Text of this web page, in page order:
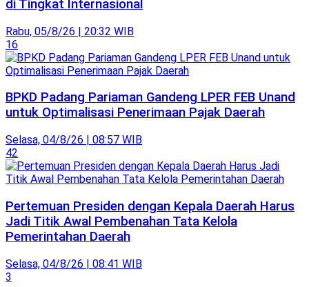
di Tingkat Internasional
Rabu, 05/8/26 | 20:32 WIB
16
BPKD Padang Pariaman Gandeng LPER FEB Unand
untuk Optimalisasi Penerimaan Pajak Daerah
Selasa, 04/8/26 | 08:57 WIB
42
Pertemuan Presiden dengan Kepala Daerah Harus
Jadi Titik Awal Pembenahan Tata Kelola
Pemerintahan Daerah
Selasa, 04/8/26 | 08:41 WIB
3